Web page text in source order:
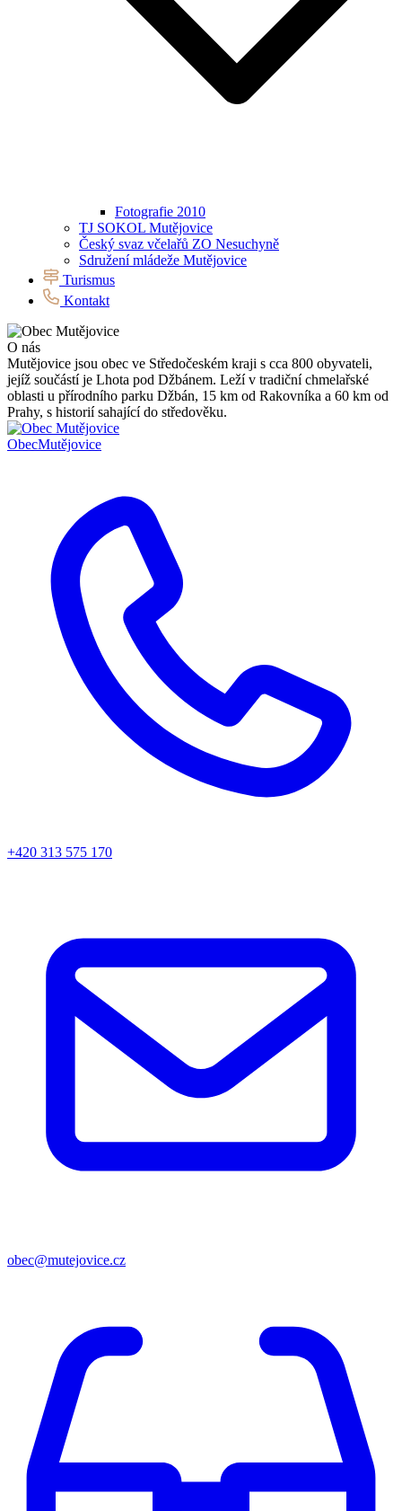
Fotografie 2010
TJ SOKOL Mutějovice
Český svaz včelařů ZO Nesuchyně
Sdružení mládeže Mutějovice
Turismus
Kontakt
O nás
Mutějovice jsou obec ve Středočeském kraji s cca 800 obyvateli,
jejíž součástí je Lhota pod Džbánem. Leží v tradiční chmelařské
oblasti u přírodního parku Džbán, 15 km od Rakovníka a 60 km od
Prahy, s historií sahající do středověku.
ObecMutějovice
+420 313 575 170
obec@mutejovice.cz